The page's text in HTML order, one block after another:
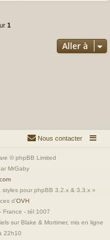
1
Aller à
Nous contacter
© phpBB Limited
MrGaby
pour phpBB 3.2.x & 3.3.x »
d’OVH
France - tél 1007
sur Blake & Mortimer, mis en ligne
22h10